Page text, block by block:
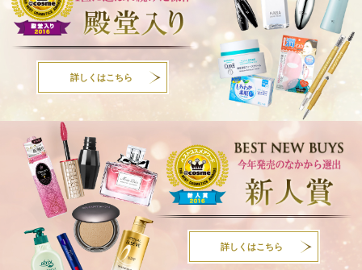
詳しくはこちら
詳しくはこちら